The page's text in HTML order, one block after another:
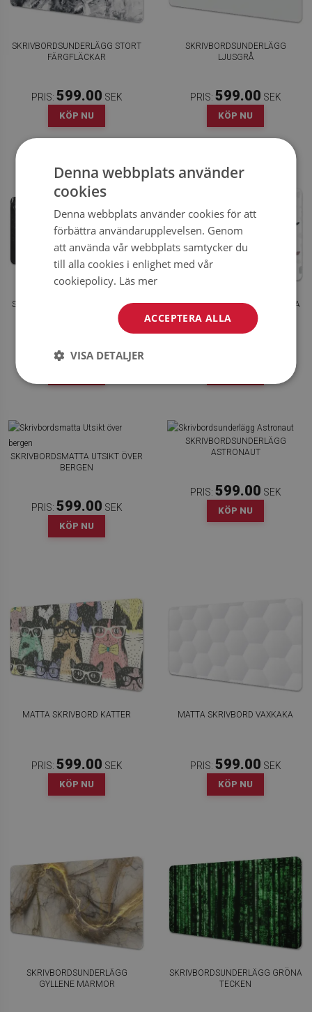
SKRIVBORDSUNDERLÄGG STORT
FÄRGFLÄCKAR
PRIS: 599.00 SEK
KÖP NU
SKRIVBORDSUNDERLÄGG
LJUSGRÅ
PRIS: 599.00 SEK
KÖP NU
STORT SKRIVBORDSUNDERLÄGG
PRIS:599.00 SEK
SKRIVBORDSMATTA FÄRGGLADA
PLATSER
SKRIVBORDSMATTA UTSIKT ÖVER
BERGEN
PRIS: 599.00 SEK
KÖP NU
SKRIVBORDSUNDERLÄGG
ASTRONAUT
PRIS: 599.00 SEK
KÖP NU
MATTA SKRIVBORD KATTER
PRIS: 599.00 SEK
KÖP NU
MATTA SKRIVBORD VAXKAKA
PRIS: 599.00 SEK
KÖP NU
SKRIVBORDSUNDERLÄGG
GYLLENE MARMOR
SKRIVBORDSUNDERLÄGG GRÖNA
TECKEN
Denna webbplats använder
cookies
Denna webbplats använder cookies för att
förbättra användarupplevelsen. Genom
att använda vår webbplats samtycker du
till alla cookies i enlighet med vår
cookiepolicy. Läs mer
ACCEPTERA ALLA
VISA DETALJER